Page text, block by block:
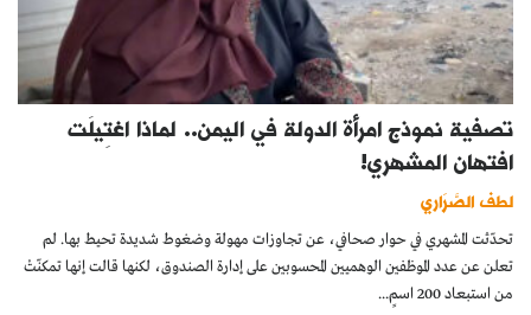
تصفية نموذج امرأة الدولة في اليمن.. لماذا اغتِيلَت
افتهان المشهري!
لطف الصَّرَاري
تحدّثت المشهري في حوار صحافي، عن تجاوزات مهولة وضغوط شديدة تحيط بها. لم
تعلن عن عدد الموظفين الوهميين المحسوبين على إدارة الصندوق، لكنها قالت إنها تمكنّتْ
من استبعاد 200 اسمٍ...